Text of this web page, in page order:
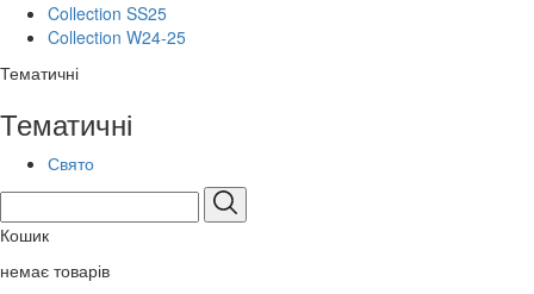
Collection SS25
Collection W24-25
Тематичні
Тематичні
Свято
Кошик
немає товарів